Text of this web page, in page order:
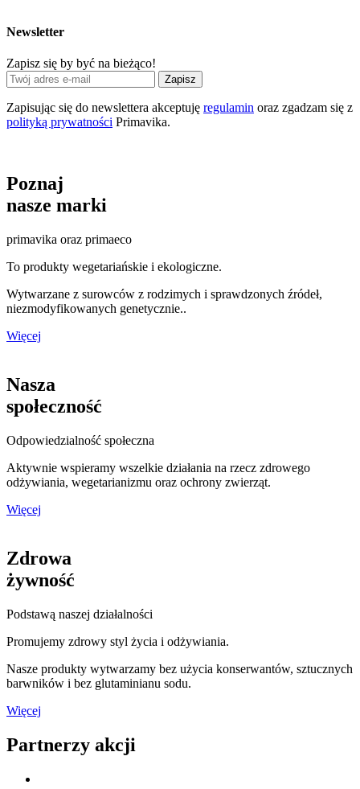
Newsletter
Zapisz się by być na bieżąco!
Zapisz
Zapisując się do newslettera akceptuję regulamin oraz zgadzam się z
polityką prywatności Primavika.
Poznaj
nasze marki
primavika oraz primaeco
To produkty wegetariańskie i ekologiczne.
Wytwarzane z surowców z rodzimych i sprawdzonych źródeł,
niezmodyfikowanych genetycznie..
Więcej
Nasza
społeczność
Odpowiedzialność społeczna
Aktywnie wspieramy wszelkie działania na rzecz zdrowego
odżywiania, wegetarianizmu oraz ochrony zwierząt.
Więcej
Zdrowa
żywność
Podstawą naszej działalności
Promujemy zdrowy styl życia i odżywiania.
Nasze produkty wytwarzamy bez użycia konserwantów, sztucznych
barwników i bez glutaminianu sodu.
Więcej
Partnerzy akcji